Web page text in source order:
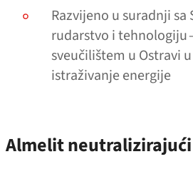
Razvijeno u suradnji sa
rudarstvo i tehnologiju
sveučilištem u Ostravi
istraživanje energije
Almelit